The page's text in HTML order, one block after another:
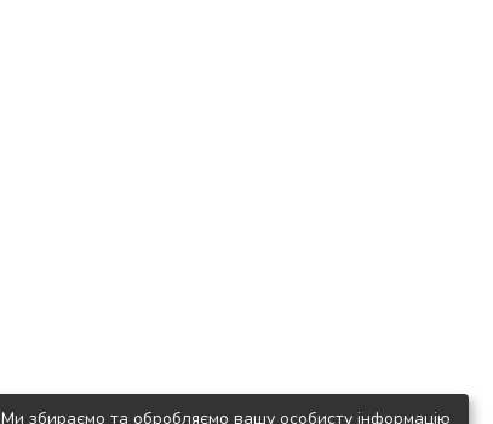
Ми збираємо та обробляємо вашу особисту інформацію